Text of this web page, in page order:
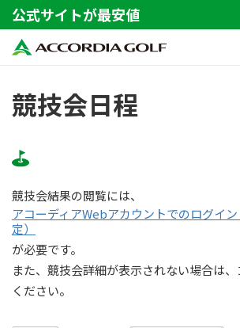
公式サイトが最安値
競技会日程
競技会結果の閲覧には、
アコーディアWebアカウントでのログイ
定）
が必要です。
また、競技会詳細が表示されない場合は
ください。